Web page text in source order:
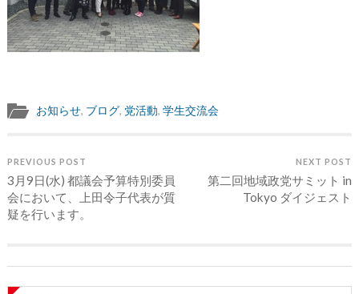
お知らせ, ブログ, 党活動, 学生交流会
PREVIOUS POST
3月9日(水) 都議会予算特別委員
会において、上田令子代表が質
疑を行います。
NEXT POST
第二回地域政党サミット in
Tokyo ダイジェスト